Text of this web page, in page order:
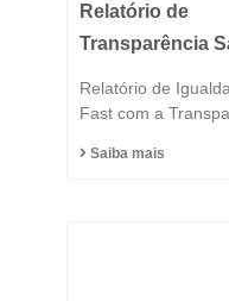
Relatório de
Transparência
Relatório de
Fast com a
Saiba mais